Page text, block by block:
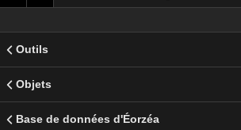
Outils
Objets
Base de données d'Éorzéa